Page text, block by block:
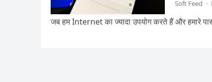
Soft Feed ·
जब हम Internet का ज्यादा उपयोग करते हैं और हमारे